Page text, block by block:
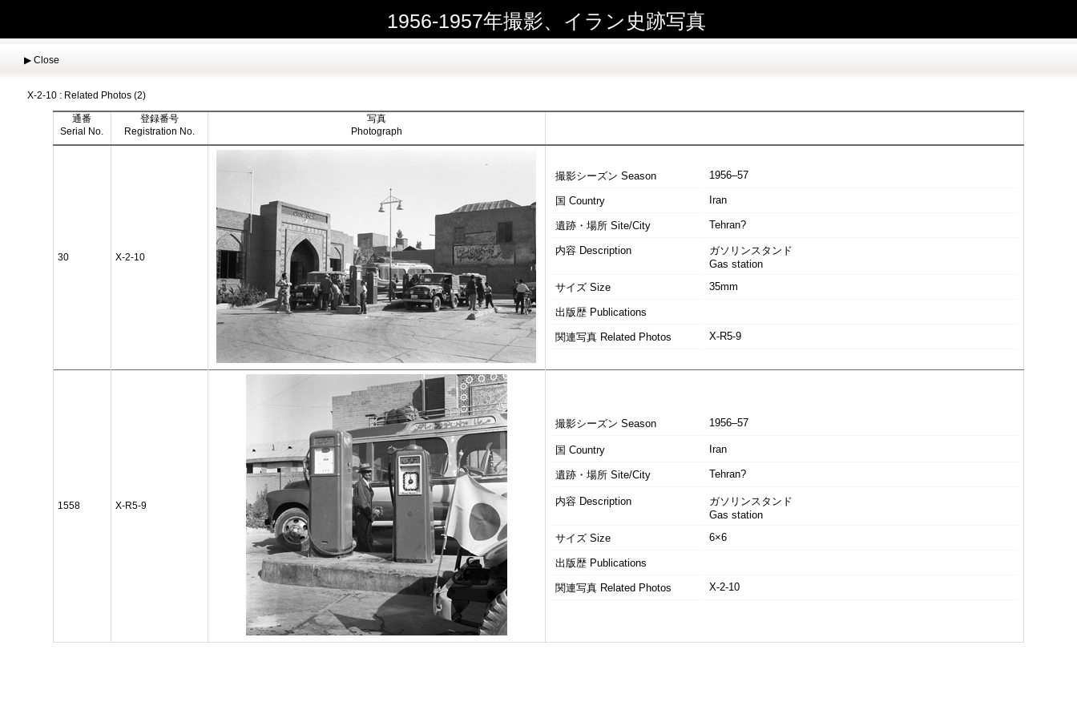
1956-1957年撮影、イラン史跡写真
▶︎ Close
X-2-10 : Related Photos (2)
通番
Serial No.
登録番号
Registration No.
写真
Photograph
30 X-2-10
撮影シーズン Season 1956–57
国 Country Iran
遺跡・場所 Site/City Tehran?
内容 Description
ガソリンスタンド
Gas station
サイズ Size
35mm
出版歴 Publications
関連写真 Related Photos X-R5-9
1558 X-R5-9
撮影シーズン Season 1956–57
国 Country Iran
遺跡・場所 Site/City Tehran?
内容 Description
ガソリンスタンド
Gas station
サイズ Size
6×6
出版歴 Publications
関連写真 Related Photos X-2-10